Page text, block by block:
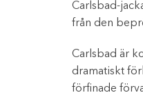
Carlsbad-
från den
Carlsbad är
dramatiskt
förfinade